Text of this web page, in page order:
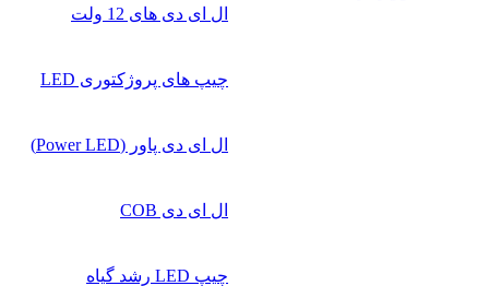
ال ای دی‌ های 12 ولت
چیپ‌ های پروژکتوری LED
ال ای دی پاور (Power LED)
ال ای دی COB
چیپ‌ LED رشد گیاه